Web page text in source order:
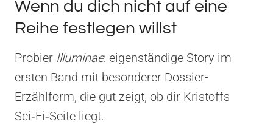
Wenn du dich nicht auf eine
Reihe festlegen willst
Probier Illuminae: eigenständige Story im
ersten Band mit besonderer Dossier-
Erzählform, die gut zeigt, ob dir Kristoffs
Sci‑Fi‑Seite liegt.